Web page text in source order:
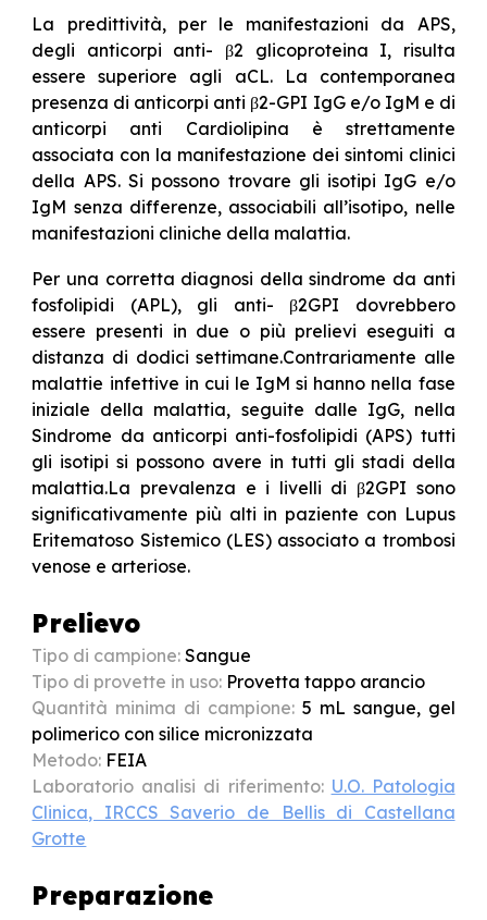
La predittività, per le manifestazioni da APS,
degli anticorpi anti- β2 glicoproteina I, risulta
essere superiore agli aCL. La contemporanea
presenza di anticorpi anti β2-GPI IgG e/o IgM e di
anticorpi anti Cardiolipina è strettamente
associata con la manifestazione dei sintomi clinici
della APS. Si possono trovare gli isotipi IgG e/o
IgM senza differenze, associabili all’isotipo, nelle
manifestazioni cliniche della malattia.
Per una corretta diagnosi della sindrome da anti
fosfolipidi (APL), gli anti- β2GPI dovrebbero
essere presenti in due o più prelievi eseguiti a
distanza di dodici settimane.Contrariamente alle
malattie infettive in cui le IgM si hanno nella fase
iniziale della malattia, seguite dalle IgG, nella
Sindrome da anticorpi anti-fosfolipidi (APS) tutti
gli isotipi si possono avere in tutti gli stadi della
malattia.La prevalenza e i livelli di β2GPI sono
significativamente più alti in paziente con Lupus
Eritematoso Sistemico (LES) associato a trombosi
venose e arteriose.
Prelievo
Tipo di campione:Sangue
Tipo di provette in uso: Provetta tappo arancio
Quantità minima di campione: 5 mL sangue, gel
polimerico con silice micronizzata
Metodo: FEIA
Laboratorio analisi di riferimento: U.O. Patologia
Clinica, IRCCS Saverio de Bellis di Castellana
Grotte
Preparazione